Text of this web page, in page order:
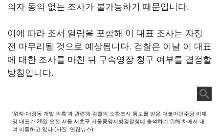
의자 동의 없는 조사가 불가능하기 때문입니다.
이에 따라 조서 열람을 포함해 이 대표 조사는 자정
전 마무리될 것으로 예상됩니다. 검찰은 이날 이 대표
에 대한 조사를 마친 뒤 구속영장 청구 여부를 결정할
방침입니다.
'위례·대장동 개발 의혹'과 관련해 검찰의 소환조사 통보를 받은 더불어민주당 이재
명 대표가 28일 오전 서울 서초구 서울중앙지방검찰청에 출석하기 위해 차에서 내
려 이동하고 있다.(사진=연합뉴스)